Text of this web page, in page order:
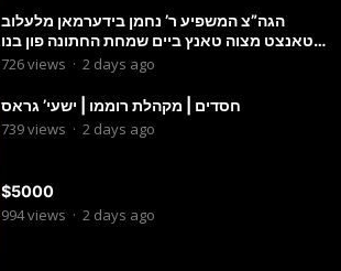
הגה”צ המשפיע ר’ נחמן בידערמאן מלעלוב
טאנצט מצוה טאנץ ביים שמחת החתונה פון בנו
החתן
726views · 2 days ago
חסדים | מקהלת רוממו | ישעי’ גראס
739views · 2 days ago
$5000
994views · 2 days ago